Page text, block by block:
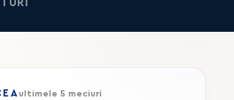
ultimele 5 meciuri